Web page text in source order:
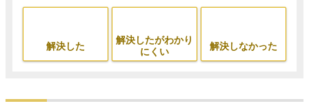
解決した
解決したがわかり
にくい
解決しなかった